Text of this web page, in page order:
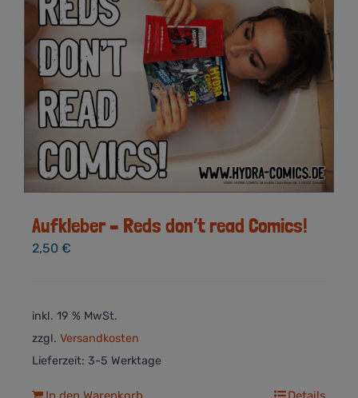
Aufkleber – Reds don’t read Comics!
2,50 €
inkl. 19 % MwSt.
zzgl. Versandkosten
Lieferzeit: 3-5 Werktage